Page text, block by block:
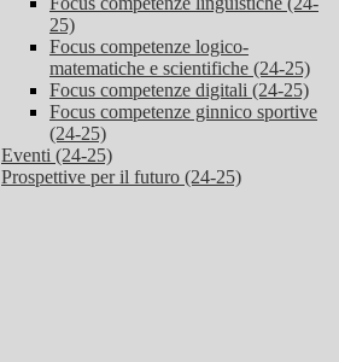
25)
Focus competenze logico-
matematiche e scientifiche (24-25)
Focus competenze digitali (24-25)
Focus competenze ginnico sportive
(24-25)
Eventi (24-25)
Prospettive per il futuro (24-25)